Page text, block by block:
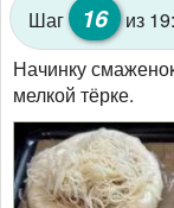
Шаг 16 из 19:
Начинку
мелкой тёрке.